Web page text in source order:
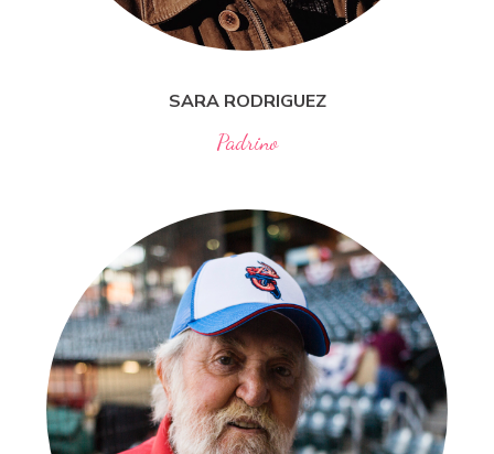
SARARODRIGUEZ
Padrino